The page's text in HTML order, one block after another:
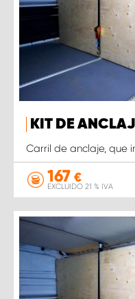
KIT DE
Carril de anclaje, que
167 €
EXCLUIDO 21 % IVA